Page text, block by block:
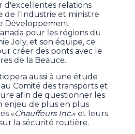
d'excellentes relations
de l'Industrie et ministre
Développement
pour les régions du
Joly, et son équipe, ce
créer des ponts avec le
de la Beauce.
aussi à une étude
Comité des transports et
afin de questionner les
enjeu de plus en plus
«Chauffeurs Inc.» et leurs
la sécurité routière.